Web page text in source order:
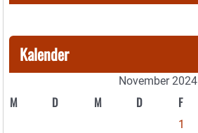
Kalender
November 2024
M D M D F
1